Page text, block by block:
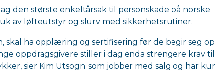
den største enkeltårsak til personskade på norske
av løfteutstyr og slurv med sikkerhetsrutiner.
skal ha opplæring og sertifisering før de begir seg
oppdragsgivere stiller i dag enda strengere krav til
sier Kim Utsogn, som jobber med salg og har